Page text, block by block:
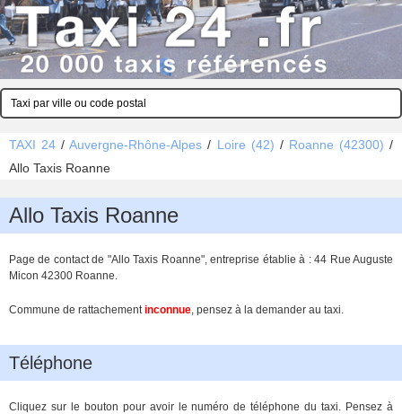
TAXI 24 /Auvergne-Rhône-Alpes / Loire (42) / Roanne (42300) /
Allo Taxis Roanne
Allo Taxis Roanne
Page de contact de "Allo Taxis Roanne", entreprise établie à : 44 Rue Auguste
Micon 42300 Roanne.
Commune de rattachementinconnue, pensez à la demander au taxi.
Téléphone
Cliquez sur le bouton pour avoir le numéro de téléphone du taxi. Pensez à